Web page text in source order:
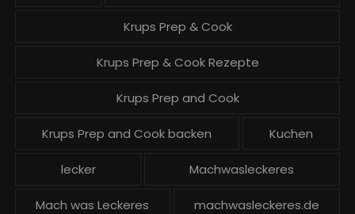
Krups Prep & Cook
Krups Prep & Cook Rezepte
Krups Prep and Cook
Krups Prep and Cook backen Kuchen
lecker Machwasleckeres
Mach was Leckeres machwasleckeres.de